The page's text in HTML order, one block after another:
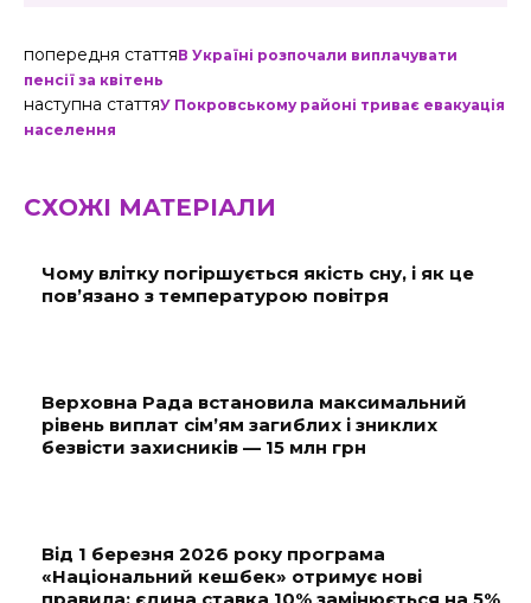
попередня статтяВ Україні розпочали виплачувати
пенсії за квітень
наступна статтяУ Покровському районі триває евакуація
населення
СХОЖІ МАТЕРІАЛИ
Чому влітку погіршується якість сну, і як це
пов’язано з температурою повітря
Верховна Рада встановила максимальний
рівень виплат сім’ям загиблих і зниклих
безвісти захисників — 15 млн грн
Від 1 березня 2026 року програма
«Національний кешбек» отримує нові